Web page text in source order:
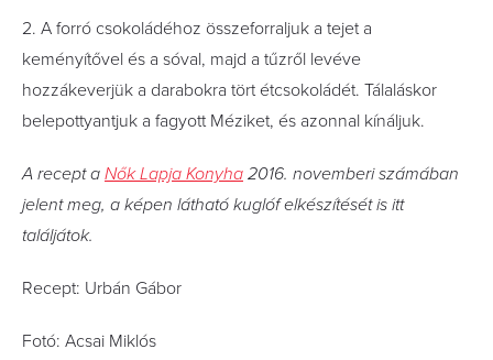
2. A forró csokoládéhoz összeforraljuk a tejet a
keményítővel és a sóval, majd a tűzről levéve
hozzákeverjük a darabokra tört étcsokoládét. Tálaláskor
belepottyantjuk a fagyott Méziket, és azonnal kínáljuk.
A recept a Nők Lapja Konyha 2016. novemberi számában
jelent meg, a képen látható kuglóf elkészítését is itt
találjátok.
Recept: Urbán Gábor
Fotó: Acsai Miklós